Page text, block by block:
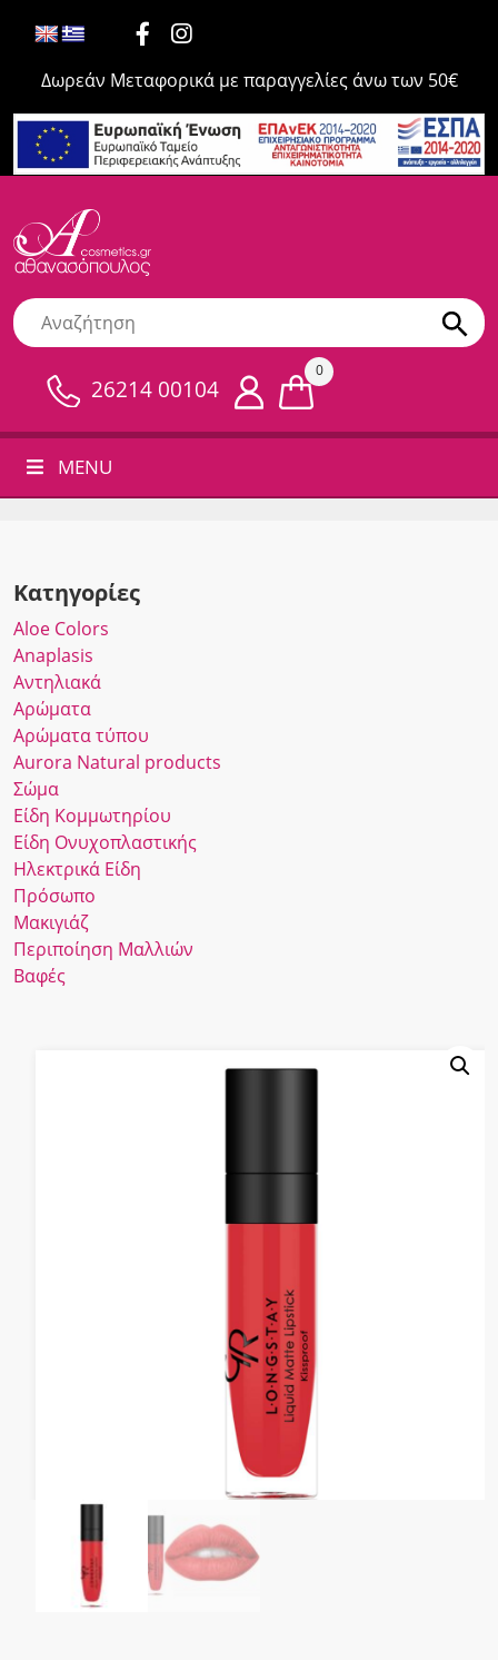
Δωρεάν Μεταφορικά με παραγγελίες άνω των 50€
26214 00104
0
MENU
Κατηγορίες
Αloe Colors
Anaplasis
Αντηλιακά
Αρώματα
Αρώματα τύπου
Αurora Νatural products
Σώμα
Είδη Κομμωτηρίου
Είδη Ονυχοπλαστικής
Ηλεκτρικά Είδη
Πρόσωπο
Μακιγιάζ
Περιποίηση Μαλλιών
Βαφές